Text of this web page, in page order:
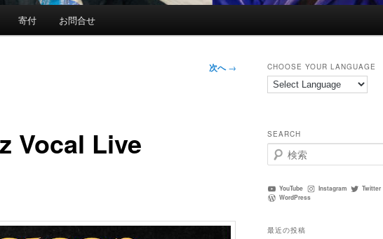
寄付 お問合せ
次へ→
Vocal Live
CHOOSE YOUR LANGUAGE
SEARCH
検
索
YouTube Instagram Twitter
WordPress
最近の投稿